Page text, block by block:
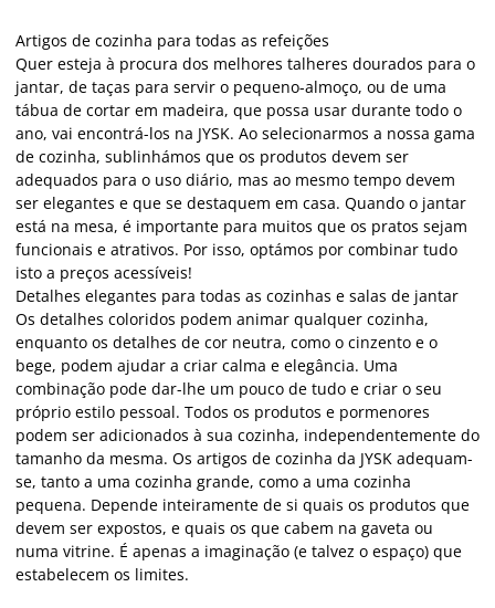
Artigos de cozinha para todas as refeições
Quer esteja à procura dos melhores talheres dourados para o
jantar, de taças para servir o pequeno-almoço, ou de uma
tábua de cortar em madeira, que possa usar durante todo o
ano, vai encontrá-los na JYSK. Ao selecionarmos a nossa gama
de cozinha, sublinhámos que os produtos devem ser
adequados para o uso diário, mas ao mesmo tempo devem
ser elegantes e que se destaquem em casa. Quando o jantar
está na mesa, é importante para muitos que os pratos sejam
funcionais e atrativos. Por isso, optámos por combinar tudo
isto a preços acessíveis!
Detalhes elegantes para todas as cozinhas e salas de jantar
Os detalhes coloridos podem animar qualquer cozinha,
enquanto os detalhes de cor neutra, como o cinzento e o
bege, podem ajudar a criar calma e elegância. Uma
combinação pode dar-lhe um pouco de tudo e criar o seu
próprio estilo pessoal. Todos os produtos e pormenores
podem ser adicionados à sua cozinha, independentemente do
tamanho da mesma. Os artigos de cozinha da JYSK adequam-
se, tanto a uma cozinha grande, como a uma cozinha
pequena. Depende inteiramente de si quais os produtos que
devem ser expostos, e quais os que cabem na gaveta ou
numa vitrine. É apenas a imaginação (e talvez o espaço) que
estabelecem os limites.